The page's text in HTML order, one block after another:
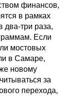
финансов,
в рамках
два-три раза,
Если
мостовых
в Самаре,
новому
за
перехода,